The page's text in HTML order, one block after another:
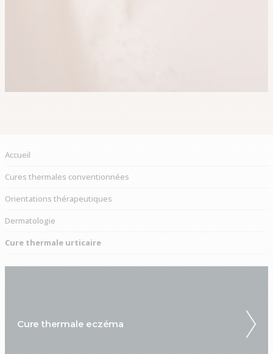
Vous êtes ici :
Accueil
Cures thermales conventionnées
Orientations thérapeutiques
Dermatologie
Cure thermale urticaire
Cure thermale eczéma